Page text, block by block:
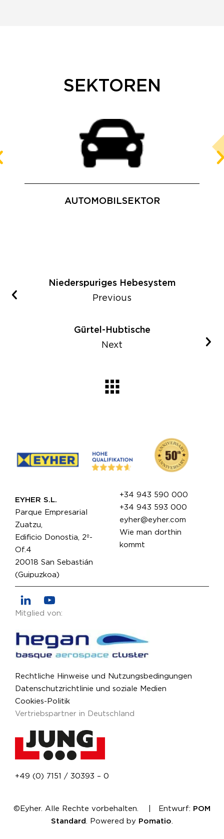
SEKTOREN
AUTOMOBILSEKTOR
Niederspuriges Hebesystem
Previous
Gürtel-Hubtische
Next
EYHER S.L.
Parque Empresarial
Zuatzu,
Edificio Donostia, 2º-
Of.4
20018 San Sebastián
(Guipuzkoa)
+34 943 590 000
+34 943 593 000
eyher@eyher.com
Wie man dorthin
kommt
Mitglied von:
Rechtliche Hinweise und Nutzungsbedingungen
Datenschutzrichtlinie und soziale Medien
Cookies-Politik
Vertriebspartner in Deutschland
+49 (0) 7151 / 30393 – 0
©Eyher. Alle Rechte vorbehalten. | Entwurf: POM
Standard. Powered by Pomatio.